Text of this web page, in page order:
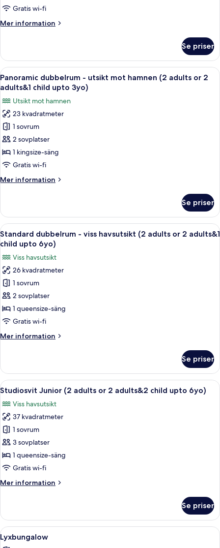
adults
2
upto
3yo)
Gratis wi-fi
Mer information
Mer
dubbelrum
(2
adults
or
adults&1
child
upto
3yo)
Se priser
Öppna
alla
för
Panoramic
dubbelrum
-
utsikt
mot
(2
2
adults&1
child
upto
3yo)
Ett hotellrum med en stor säng, ett
5
Panoramic dubbelrum - utsikt mot hamnen (2 adults or 2
adults&1 child upto 3yo)
Utsikt mot hamnen
23 kvadratmeter
1 sovrum
2 sovplatser
1 kingsize-säng
Gratis wi-fi
Mer information
Mer
dubbelrum
utsikt
mot
hamnen
(2
adults
or
2
adults&1
upto
3yo)
Se priser
Öppna
alla
foton
för
Standard
dubbelrum
-
viss
havsutsikt
adults
adults&1
child
6yo)
Ett hotellrum med två sängar, en
2
Standard dubbelrum - viss havsutsikt (2 adults or 2 adults&1
child upto 6yo)
Viss havsutsikt
26 kvadratmeter
1 sovrum
2 sovplatser
1 queensize-säng
Gratis wi-fi
Mer information
Mer
dubbelrum
viss
(2
adults
or
2
adults&1
child
upto
6yo)
Se priser
Öppna
alla
foton
för
Studiosvit
Junior
(2
adults
2
upto
6yo)
En balkong med ett bord dukat
3
Studiosvit Junior (2 adults or 2 adults&2 child upto 6yo)
Viss havsutsikt
37 kvadratmeter
1 sovrum
3 sovplatser
1 queensize-säng
Gratis wi-fi
Mer information
Mer
Junior
(2
adults
or
Se priser
Öppna
alla
Ett takförsett utomhusområde med
3
Lyxbungalow